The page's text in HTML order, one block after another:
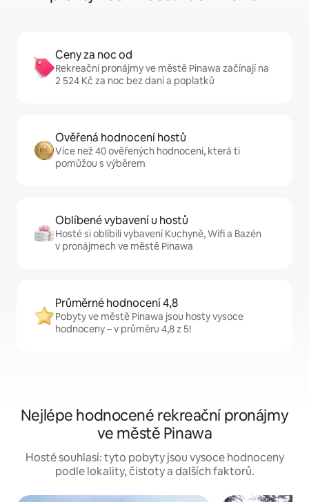
Ceny za noc od
Rekreační pronájmy ve městě Pinawa začínají na
2 524 Kč za noc bez daní a poplatků
Ověřená hodnocení hostů
Více než 40 ověřených hodnocení, která ti
pomůžou s výběrem
Oblíbené vybavení u hostů
Hosté si oblíbili vybavení Kuchyně, Wifi a Bazén
v pronájmech ve městě Pinawa
Průměrné hodnocení 4,8
Pobyty ve městě Pinawa jsou hosty vysoce
hodnoceny – v průměru 4,8 z 5!
Nejlépe hodnocené rekreační pronájmy
ve městě Pinawa
Hosté souhlasí: tyto pobyty jsou vysoce hodnoceny
podle lokality, čistoty a dalších faktorů.